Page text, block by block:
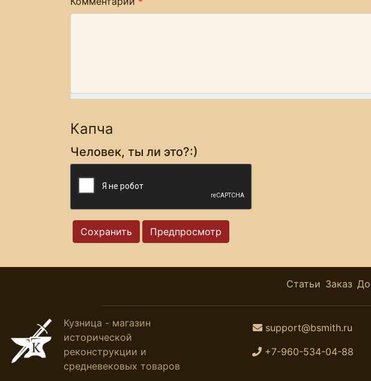
Капча
Человек, ты ли это?:)
Статьи Заказ
Кузница - магазин
исторической
реконструкции и
средневековых товаров
support@bsmith.ru
+7-960-534-04-88